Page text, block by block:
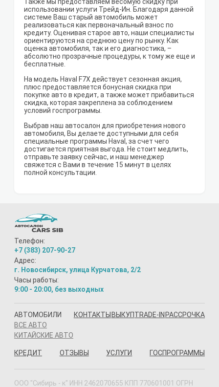
использовании услуги Трейд-Ин. Благодаря данной
системе Ваш старый автомобиль может
реализоваться как первоначальный взнос по
кредиту. Оценивая старое авто, наши специалисты
ориентируются на среднюю цену по рынку. Как
оценка автомобиля, так и его диагностика, –
абсолютно прозрачные процедуры, к тому же еще и
бесплатные.
На модель Haval F7X действует сезонная акция,
плюс предоставляется бонусная скидка при
покупке авто в кредит, а также может прибавиться
скидка, которая закреплена за соблюдением
условий госпрограммы.
Выбрав наш автосалон для приобретения нового
автомобиля, Вы делаете доступными для себя
специальные программы Haval, за счет чего
достигается приятная выгода. Не стоит медлить,
отправьте заявку сейчас, и наш менеджер
свяжется с Вами в течение 15 минут в целях
полной консультации.
Телефон:
+7 (383) 207-90-27
Адрес:
г. Новосибирск, улица Курчатова, 2/2
Часы работы:
9:00 - 20:00, без выходных
АВТОМОБИЛИ
ВСЕ АВТО
КИТАЙСКИЕ АВТО
КОНТАКТЫ ВЫКУПTRADE-IN РАССРОЧКА
КРЕДИТ ОТЗЫВЫ УСЛУГИ ГОСПРОГРАММЫ
ООО "Сибирь - к" ИНН 2462070655 КПП 770601001 ОГРН